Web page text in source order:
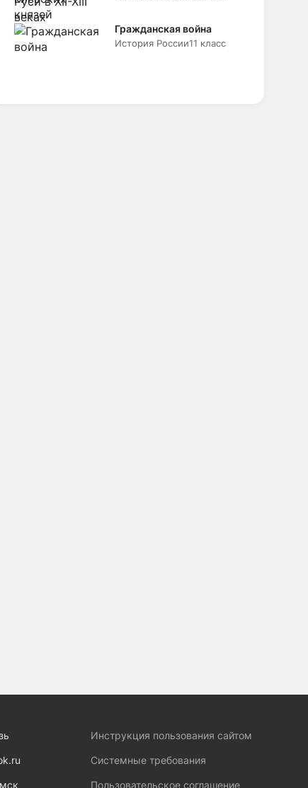
Гражданская война
История России11 класс
Инструкция пользования сайтом
Системные требования
Пользовательское соглашение